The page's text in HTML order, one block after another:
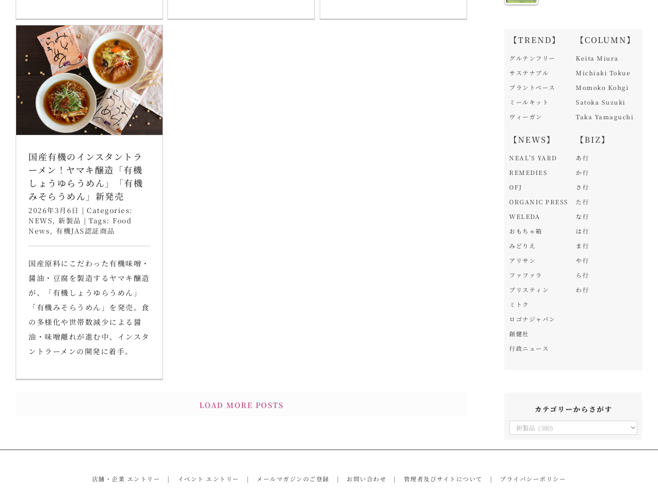
国産有機のインスタントラ
ーメン！ヤマキ醸造「有機
しょうゆらうめん」「有機
みそらうめん」新発売
2026年3月6日 | Categories:
NEWS, 新製品 | Tags: Food
News , 有機JAS認証商品
国産原料にこだわった有機味噌・
醤油・豆腐を製造するヤマキ醸造
が、「有機しょうゆらうめん」
「有機みそらうめん」を発売。食
の多様化や世帯数減少による醤
油・味噌離れが進む中、インスタ
ントラーメンの開発に着手。
LOAD MORE POSTS
【TREND】
グルテンフリー
サステナブル
プラントベース
ミールキット
ヴィーガン
【NEWS】
NEAL'S YARD
REMEDIES
OFJ
ORGANIC PRESS
WELEDA
おもちゃ箱
みどりえ
アリサン
ファファラ
プリスティン
ミトク
ロゴナジャパン
創健社
行政ニュース
【COLUMN】
Keita Miura
Michiaki Tokue
Momoko Kohgi
Satoka Suzuki
Taka Yamaguchi
【BIZ】
あ行
か行
さ行
た行
な行
は行
ま行
や行
ら行
わ行
カテゴリーからさがす
カ
ー
店舗・企業 エントリー イベント エントリー メールマガジンのご登録 お問い合わせ 管理者及びサイトについて プライバシーポリシー